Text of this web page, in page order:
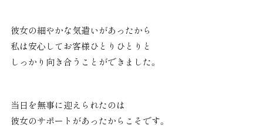
彼女の細やかな気遣いがあったから
私は安心してお客様ひとりひとりと
しっかり向き合うことができました。
当日を無事に迎えられたのは
彼女のサポートがあったからこそです。